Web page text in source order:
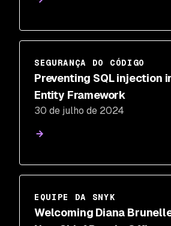
SEGURANÇA DO CÓDIGO
Preventing SQL injection
Entity Framework
30 de julho de 2024
EQUIPE DA SNYK
Welcoming Diana